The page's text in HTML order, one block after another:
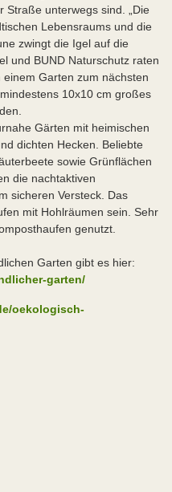
Straße unterwegs sind. „Die
Lebensraums und die
zwingt die Igel auf die
und BUND Naturschutz raten
Garten zum nächsten
10x10 cm großes
Gärten mit heimischen
dichten Hecken. Beliebte
sowie Grünflächen
die nachtaktiven
sicheren Versteck. Das
mit Hohlräumen sein. Sehr
genutzt.
Garten gibt es hier:
garten/
oekologisch-